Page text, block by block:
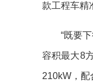
款工程车精
“既要下
容积最大8
210kW，配